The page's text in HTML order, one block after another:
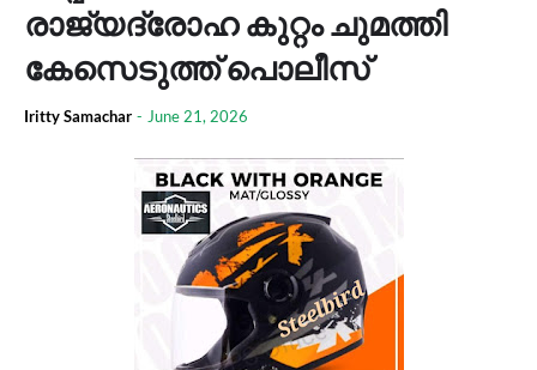
രാജ്യദ്രോഹ കുറ്റം ചുമത്തി
കേസെടുത്ത് പൊലീസ്
Iritty Samachar - June 21, 2026